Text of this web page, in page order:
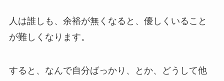
人は誰しも、余裕が無くなると、優しくいること
が難しくなります。
すると、なんで自分ばっかり、とか、どうして他